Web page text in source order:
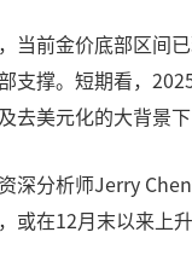
当前金价底部区
支撑。短期看，
去美元化的大背景
深分析师Jerry
或在12月末以来上